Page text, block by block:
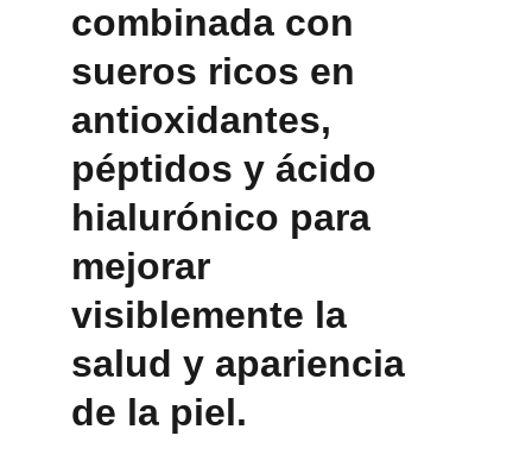
combinada con
sueros ricos en
antioxidantes,
péptidos y ácido
hialurónico para
mejorar
visiblemente la
salud y apariencia
de la piel.